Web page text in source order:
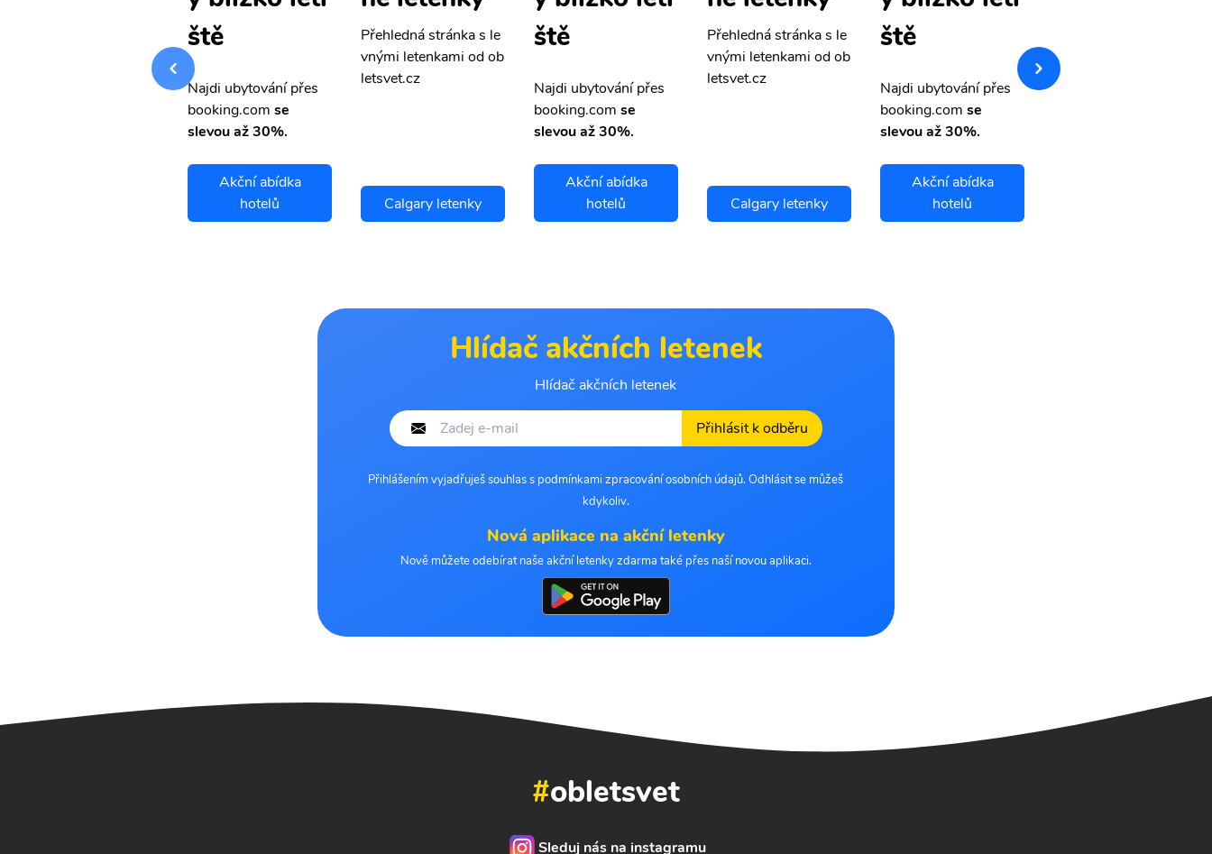
vnými letenkami od ob
ště
Najdi ubytování přes
booking.com se
slevou až 30%.
Akční abídka
hotelů
Přehledná stránka s le
vnými letenkami od ob
letsvet.cz
Calgary letenky
ště
Najdi ubytování přes
booking.com se
slevou až 30%.
Akční abídka
hotelů
Přehledná stránka s le
vnými letenkami od ob
letsvet.cz
Calgary letenky
ště
Najdi ubytování přes
booking.com se
slevou až 30%.
Akční abídka
hotelů
vnými letenkami od ob
letsvet.cz
Hlídač akčních letenek
Hlídač akčních letenek
Přihlásit k odběru
Přihlášením vyjadřuješ souhlas s podmínkami zpracování osobních údajů. Odhlásit se můžeš
kdykoliv.
Nová aplikace na akční letenky
Nově můžete odebírat naše akční letenky zdarma také přes naší novou aplikaci.
#obletsvet
Sleduj nás na instagramu